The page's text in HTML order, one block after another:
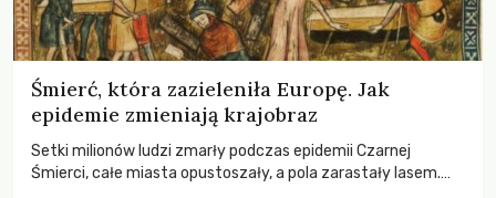
Śmierć, która zazieleniła Europę. Jak
epidemie zmieniają krajobraz
Setki milionów ludzi zmarły podczas epidemii Czarnej
Śmierci, całe miasta opustoszały, a pola zarastały lasem.